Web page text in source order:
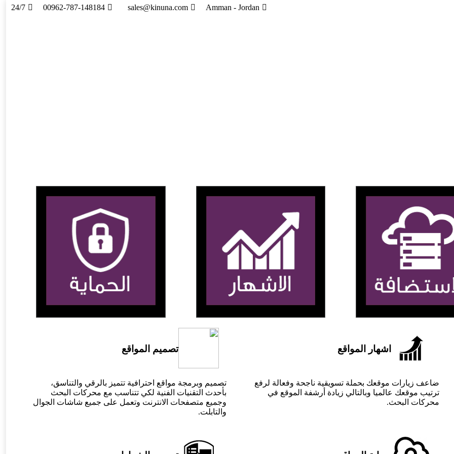
Amman - Jordan
sales@kinuna.com
00962-787-148184
24/7
تصميم المواقع
تصميم وبرمجة مواقع احترافية تتميز بالرقي والتناسق،
بأحدث التقنيات الفنية لكي تتناسب مع محركات البحث
وجميع متصفحات الانترنت وتعمل على جميع شاشات الجوال
والتابلت.
اشهار المواقع
ضاعف زيارات موقعك بحملة تسويقية ناجحة وفعالة لرفع
ترتيب موقعك عالميا وبالتالي زيادة أرشفة الموقع في
محركات البحث.